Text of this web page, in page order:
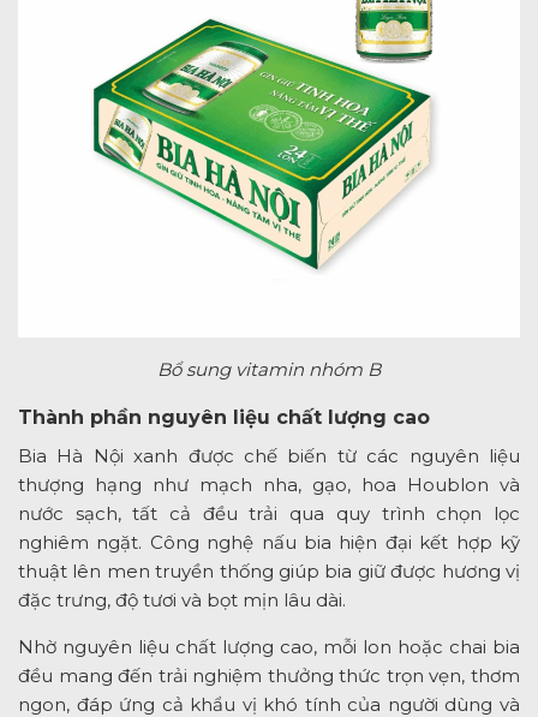
Bổ sung vitamin nhóm B
Thành phần nguyên liệu chất lượng cao
Bia Hà Nội xanh được chế biến từ các nguyên liệu
thượng hạng như mạch nha, gạo, hoa Houblon và
nước sạch, tất cả đều trải qua quy trình chọn lọc
nghiêm ngặt. Công nghệ nấu bia hiện đại kết hợp kỹ
thuật lên men truyền thống giúp bia giữ được hương vị
đặc trưng, độ tươi và bọt mịn lâu dài.
Nhờ nguyên liệu chất lượng cao, mỗi lon hoặc chai bia
đều mang đến trải nghiệm thưởng thức trọn vẹn, thơm
ngon, đáp ứng cả khẩu vị khó tính của người dùng và